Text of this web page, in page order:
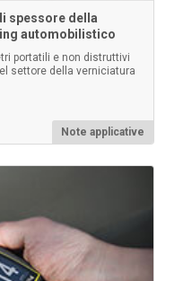
spessore della
automobilistico
portatili e non distruttivi
settore della verniciatura
Note applicative